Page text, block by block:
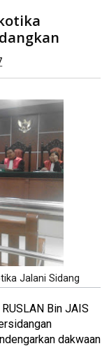
Pil Ekstasi
Jalani Sidang
Bin JAIS
dakwaan